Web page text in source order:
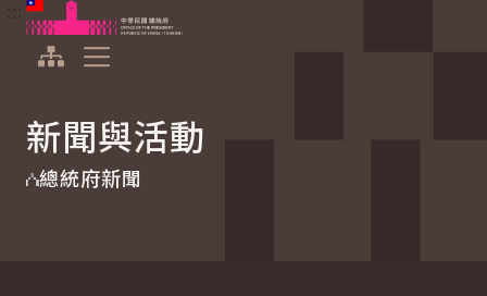
跳到主要內容
中華民國總統府
新聞與活動
總統府新聞